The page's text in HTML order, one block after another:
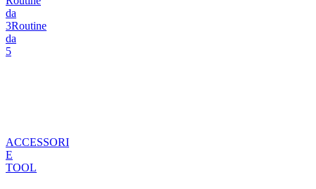
da
3Routine
da
5
ACCESSORI
E
TOOL